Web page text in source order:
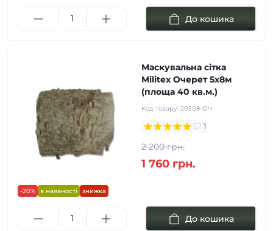
До кошика
-20% в наявності знижка
Маскувальна сітка
Militex Очерет 5х8м
(площа 40 кв.м.)
Код товару: 20508-ОЧ
1
2 200 грн.
1 760 грн.
До кошика